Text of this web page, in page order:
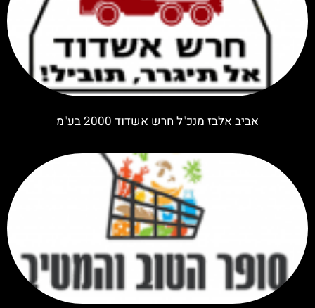
אביב אלבז מנכ"ל חרש אשדוד 2000 בע"מ